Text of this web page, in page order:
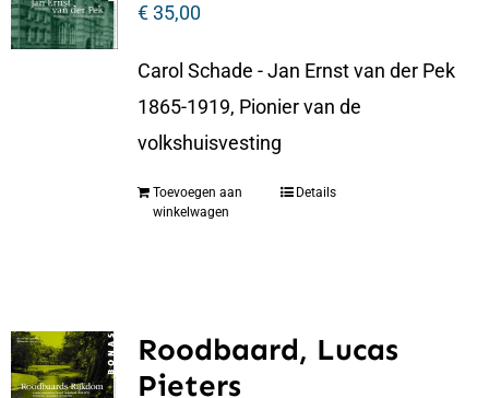
€35,00
Carol Schade - Jan Ernst van der Pek
1865-1919, Pionier van de
volkshuisvesting
Toevoegen aan
winkelwagen
Details
Roodbaard, Lucas
Pieters